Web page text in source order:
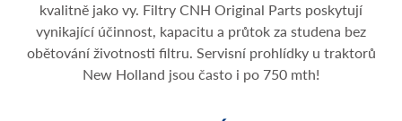
kvalitně jako vy. Filtry CNH Original Parts poskytují
vynikající účinnost, kapacitu a průtok za studena bez
obětování životnosti filtru. Servisní prohlídky u traktorů
New Holland jsou často i po 750 mth!